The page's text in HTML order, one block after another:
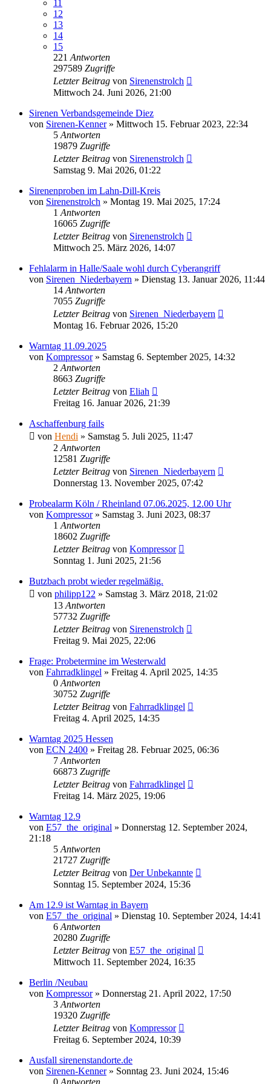
11
12
13
14
15
221 Antworten
297589 Zugriffe
Letzter Beitrag von Sirenenstrolch
Mittwoch 24. Juni 2026, 21:00
Sirenen Verbandsgemeinde Diez
von Sirenen-Kenner» Mittwoch 15. Februar 2023, 22:34
5 Antworten
19879 Zugriffe
Letzter Beitrag von Sirenenstrolch
Samstag 9. Mai 2026, 01:22
Sirenenproben im Lahn-Dill-Kreis
von Sirenenstrolch » Montag 19. Mai 2025, 17:24
1 Antworten
16065 Zugriffe
Letzter Beitrag von Sirenenstrolch
Mittwoch 25. März 2026, 14:07
Fehlalarm in Halle/Saale wohl durch Cyberangriff
von Sirenen_Niederbayern » Dienstag 13. Januar 2026, 11:44
14 Antworten
7055 Zugriffe
Letzter Beitrag von Sirenen_Niederbayern
Montag 16. Februar 2026, 15:20
Warntag 11.09.2025
von Kompressor» Samstag 6. September 2025, 14:32
2 Antworten
8663 Zugriffe
Letzter Beitrag von Eliah
Freitag 16. Januar 2026, 21:39
Aschaffenburg fails
von Hendi » Samstag 5. Juli 2025, 11:47
2 Antworten
12581 Zugriffe
Letzter Beitrag von Sirenen_Niederbayern
Donnerstag 13. November 2025, 07:42
Probealarm Köln / Rheinland 07.06.2025, 12.00 Uhr
von Kompressor» Samstag 3. Juni 2023, 08:37
1 Antworten
18602 Zugriffe
Letzter Beitrag von Kompressor
Sonntag 1. Juni 2025, 21:56
Butzbach probt wieder regelmäßig.
von philipp122 » Samstag 3. März 2018, 21:02
13 Antworten
57732 Zugriffe
Letzter Beitrag von Sirenenstrolch
Freitag 9. Mai 2025, 22:06
Frage: Probetermine im Westerwald
von Fahrradklingel » Freitag 4. April 2025, 14:35
0 Antworten
30752 Zugriffe
Letzter Beitrag von Fahrradklingel
Freitag 4. April 2025, 14:35
Warntag 2025 Hessen
von ECN 2400 » Freitag 28. Februar 2025, 06:36
7 Antworten
66873 Zugriffe
Letzter Beitrag von Fahrradklingel
Freitag 14. März 2025, 19:06
Warntag 12.9
von E57_the_original » Donnerstag 12. September 2024,
21:18
5 Antworten
21727 Zugriffe
Letzter Beitrag von Der Unbekannte
Sonntag 15. September 2024, 15:36
Am 12.9 ist Warntag in Bayern
von E57_the_original » Dienstag 10. September 2024, 14:41
6 Antworten
20280 Zugriffe
Letzter Beitrag von E57_the_original
Mittwoch 11. September 2024, 16:35
Berlin /Neubau
von Kompressor» Donnerstag 21. April 2022, 17:50
3 Antworten
19320 Zugriffe
Letzter Beitrag von Kompressor
Freitag 6. September 2024, 10:39
Ausfall sirenenstandorte.de
von Sirenen-Kenner» Sonntag 23. Juni 2024, 15:46
0 Antworten